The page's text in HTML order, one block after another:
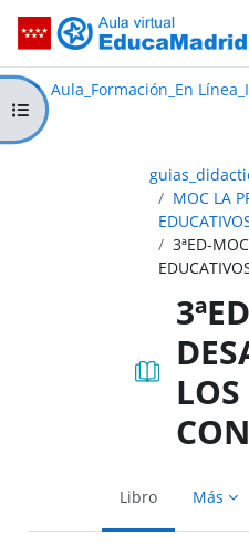
Aula_Formación_En
Aula Virtual de EducaMadrid:
Aula_Formación_En
Abrir índice del curso
MOC LA
3ªED-
Libro Más